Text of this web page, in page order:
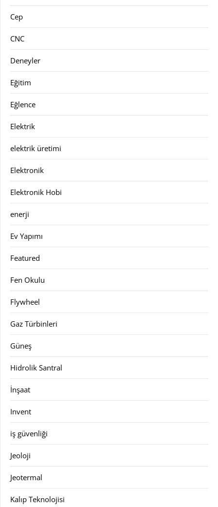
Cep
CNC
Deneyler
Eğitim
Eğlence
Elektrik
elektrik üretimi
Elektronik
Elektronik Hobi
enerji
Ev Yapımı
Featured
Fen Okulu
Flywheel
Gaz Türbinleri
Güneş
Hidrolik Santral
İnşaat
Invent
iş güvenliği
Jeoloji
Jeotermal
Kalıp Teknolojisi